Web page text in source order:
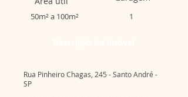
50m² a 100m² 1
Rua Pinheiro Chagas, 245 - Santo André -
SP